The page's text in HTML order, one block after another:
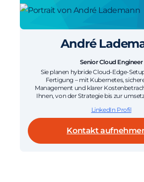
André
Senior Cloud Engineer
Sie planen hybride Cloud-Edge-
Fertigung – mit Kubernetes,
Management und klarer
Ihnen, von der Strategie bis zur
LinkedIn Profil
Kontakt